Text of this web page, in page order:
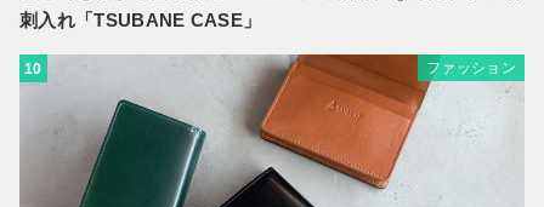
刺入れ「TSUBANE CASE」
10 ファッション